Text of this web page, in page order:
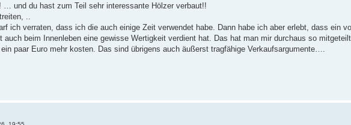
und du hast zum Teil sehr interessante Hölzer verbaut!!
..
ich verraten, dass ich die auch einige Zeit verwendet habe. Dann habe ich aber erlebt, dass ein
auch beim Innenleben eine gewisse Wertigkeit verdient hat. Das hat man mir durchaus so
paar Euro mehr kosten. Das sind übrigens auch äußerst tragfähige Verkaufsargumente….